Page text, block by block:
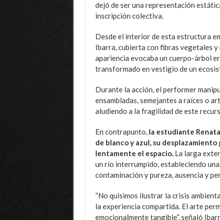
dejó de ser una representación
inscripción colectiva.
Desde el interior de esta estructura
Ibarra, cubierta con fibras vegetales
apariencia evocaba un cuerpo-árbol
transformado en vestigio de un
Durante la acción, el performer
ensambladas, semejantes a raíces o
aludiendo a la fragilidad de este
En contrapunto, la estudiante
de blanco y azul, su
lentamente el espacio. La larga
un río interrumpido, estableciendo
contaminación y pureza, ausencia y
“No quisimos ilustrar la crisis
la experiencia compartida. El arte
emocionalmente tangible”, señaló